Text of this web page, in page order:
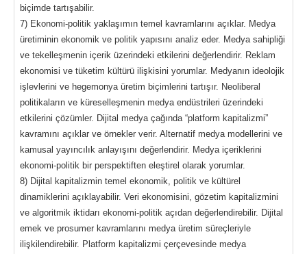
biçimde tartışabilir.
7) Ekonomi-politik yaklaşımın temel kavramlarını açıklar. Medya
üretiminin ekonomik ve politik yapısını analiz eder. Medya sahipliği
ve tekelleşmenin içerik üzerindeki etkilerini değerlendirir. Reklam
ekonomisi ve tüketim kültürü ilişkisini yorumlar. Medyanın ideolojik
işlevlerini ve hegemonya üretim biçimlerini tartışır. Neoliberal
politikaların ve küreselleşmenin medya endüstrileri üzerindeki
etkilerini çözümler. Dijital medya çağında “platform kapitalizmi”
kavramını açıklar ve örnekler verir. Alternatif medya modellerini ve
kamusal yayıncılık anlayışını değerlendirir. Medya içeriklerini
ekonomi-politik bir perspektiften eleştirel olarak yorumlar.
8) Dijital kapitalizmin temel ekonomik, politik ve kültürel
dinamiklerini açıklayabilir. Veri ekonomisini, gözetim kapitalizmini
ve algoritmik iktidarı ekonomi-politik açıdan değerlendirebilir. Dijital
emek ve prosumer kavramlarını medya üretim süreçleriyle
ilişkilendirebilir. Platform kapitalizmi çerçevesinde medya